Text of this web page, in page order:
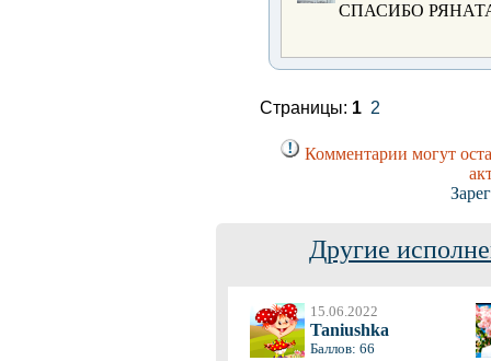
СПАСИБО
Страницы: 1 2
Комментарии могут
Другие
15.06.2022
Taniushka
Баллов: 66